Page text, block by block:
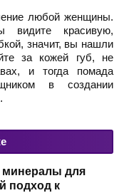
любой женщины.
видите красивую,
значит, вы нашли
за кожей губ, не
и тогда помада
в создании
для
подход к